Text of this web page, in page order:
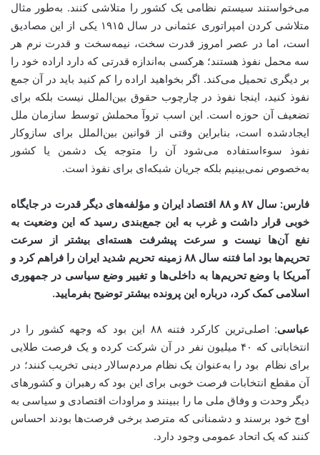
می‌خواستند سیستم نظامی یک کشور را متلاشی کنند. به‌طور مثال
متلاشی کردن امپراتوری عثمانی در سال ۱۹۱۵ یکی از این مصادیق
است، اما در عصر امروز قدرت سخت، نیمه‌سخت و قدرت نرم هر
سه محمل نفوذ هستند؛ هرکسی به‌اندازه قدرتی که دارد اراده خود را
بر دیگری تحمیل می‌کند. اگر بخواهید اراده را کم کنید باید در آن جمع
نفوذ کنید، اینجا نفوذ در چارچوب حقوق بین‌الملل نیست بلکه برای
تضعیف آن حوزه است. این اسب تروآ محملش توسط سازمان ملل
ایجادشده است، بنابراین وقتی از قوانین بین‌الملل برای سازوکار
نفوذ سوءاستفاده می‌شود آن را متوجه یک دشمن یا کشور
به‌خصوص نمی‌بینیم بلکه جریان شبکه‌ای برای نفوذ است.
فارس: سال۸۷و۸۸ اقتصاد ایران و مؤلفه‌های دیگر قدرت در جایگاه
خوبی قرار داشت و غرب به این جمع‌بندی رسید که این وضعیت به
نفع آن‌ها نیست و سرعت پیشرفت هسته‌ای بیشتر از سرعت
تحریم‌ها بود اما فتنه سال۸۸ زمینه تحریم شدید ایران را فراهم کرد و
آمریکا با وضع تحریم‌ها به داخلی‌ها و تغییر وضع سیاسی در جمهوری
اسلامی کمک کرد، درباره این پرونده بیشتر توضیح بفرمایید.
عباسی
: اصلی‌ترین کارکرد فتنه ۸۸ این بود که وجهه کشور را در
انتخاباتی که ۴۰ میلیون نفر در آن شرکت کرده و یک فرصت طلایی
برای نظام بود را به‌عنوان یک نظام مردم‌سالار دینی تخریب کنند؛ در
آن مقطع انتخابات فرصت خوبی برای این بود که رهبران و کشورهای
دیگر وحدت و وفاق ملی ما را ببینند و مراودات اقتصادی و سیاسی به
اوج خود برسند و دشمنانی که مترصد برخی فرصت‌ها بودند احساس
کنند که یک اتحاد عمومی وجود دارد.